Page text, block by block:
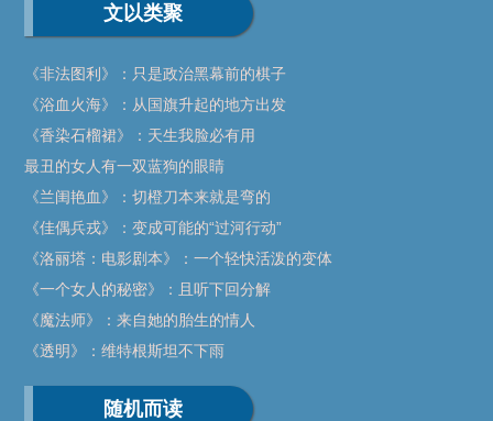
文以类聚
《非法图利》：只是政治黑幕前的棋子
《浴血火海》：从国旗升起的地方出发
《香染石榴裙》：天生我脸必有用
最丑的女人有一双蓝狗的眼睛
《兰闺艳血》：切橙刀本来就是弯的
《佳偶兵戎》：变成可能的“过河行动”
《洛丽塔：电影剧本》：一个轻快活泼的变体
《一个女人的秘密》：且听下回分解
《魔法师》：来自她的胎生的情人
《透明》：维特根斯坦不下雨
随机而读